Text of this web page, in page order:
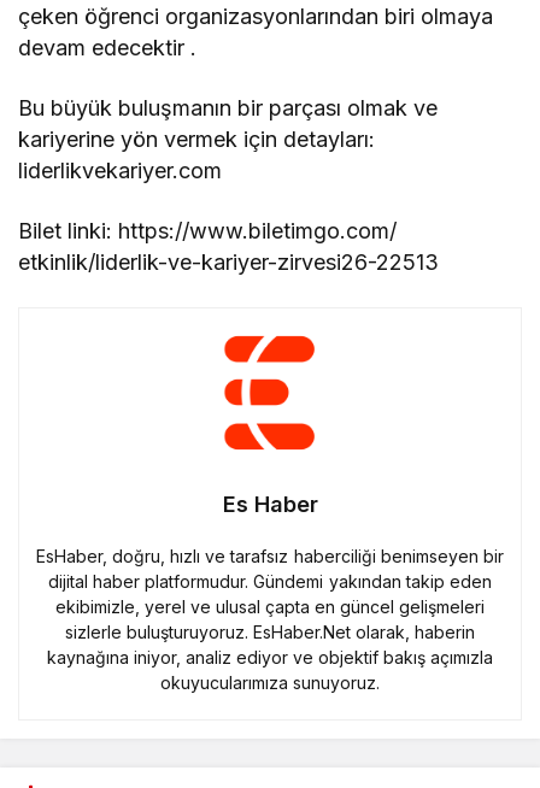
çeken öğrenci organizasyonlarından biri olmaya
devam edecektir .
Bu büyük buluşmanın bir parçası olmak ve
kariyerine yön vermek için detayları:
liderlikvekariyer.com
Bilet linki: https://www.biletimgo.com/
etkinlik/liderlik-ve-kariyer-zirvesi26-22513
Es Haber
EsHaber, doğru, hızlı ve tarafsız haberciliği benimseyen bir
dijital haber platformudur. Gündemi yakından takip eden
ekibimizle, yerel ve ulusal çapta en güncel gelişmeleri
sizlerle buluşturuyoruz. EsHaber.Net olarak, haberin
kaynağına iniyor, analiz ediyor ve objektif bakış açımızla
okuyucularımıza sunuyoruz.